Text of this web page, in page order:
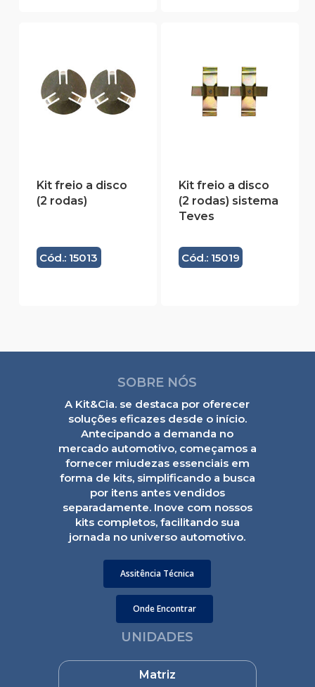
Kit freio a disco
(2 rodas)
Cód.: 15013
Kit freio a disco
(2 rodas) sistema
Teves
Cód.: 15019
SOBRE NÓS
A Kit&Cia. se destaca por oferecer
soluções eficazes desde o início.
Antecipando a demanda no
mercado automotivo, começamos a
fornecer miudezas essenciais em
forma de kits, simplificando a busca
por itens antes vendidos
separadamente. Inove com nossos
kits completos, facilitando sua
jornada no universo automotivo.
Assitência Técnica
Onde Encontrar
UNIDADES
Matriz